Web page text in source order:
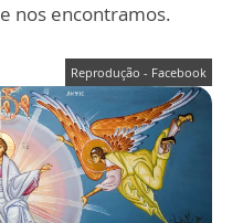
e nos encontramos.
Reprodução - Facebook